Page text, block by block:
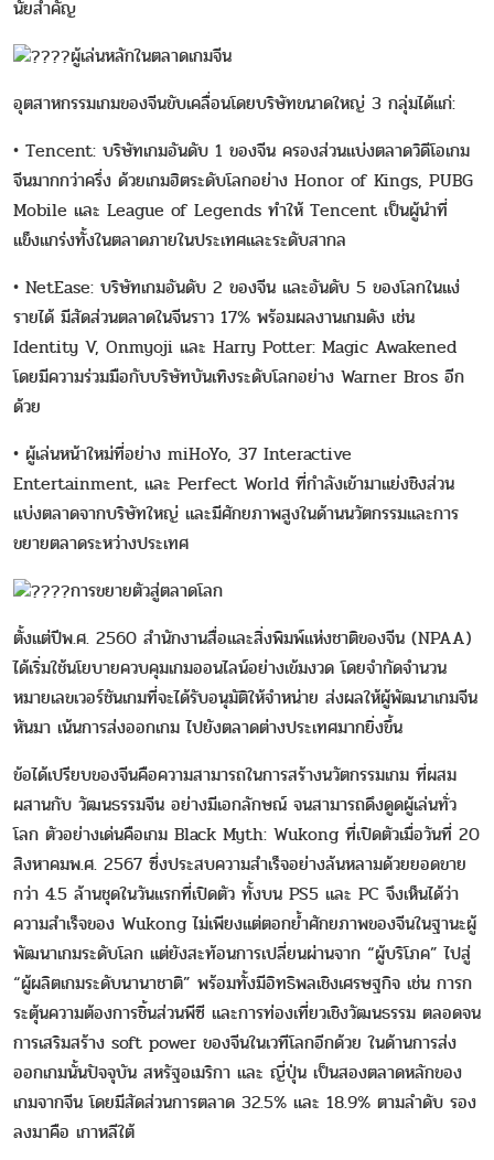
นัยสำคัญ
ผู้เล่นหลักในตลาดเกมจีน
อุตสาหกรรมเกมของจีนขับเคลื่อนโดยบริษัทขนาดใหญ่ 3 กลุ่มได้แก่:
• Tencent: บริษัทเกมอันดับ 1 ของจีน ครองส่วนแบ่งตลาดวิดีโอเกม
จีนมากกว่าครึ่ง ด้วยเกมฮิตระดับโลกอย่าง Honor of Kings, PUBG
Mobile และ League of Legends ทำให้ Tencent เป็นผู้นำที่
แข็งแกร่งทั้งในตลาดภายในประเทศและระดับสากล
• NetEase: บริษัทเกมอันดับ 2 ของจีน และอันดับ 5 ของโลกในแง่
รายได้ มีสัดส่วนตลาดในจีนราว 17% พร้อมผลงานเกมดัง เช่น
Identity V, Onmyoji และ Harry Potter: Magic Awakened
โดยมีความร่วมมือกับบริษัทบันเทิงระดับโลกอย่าง Warner Bros อีก
ด้วย
• ผู้เล่นหน้าใหม่ที่อย่าง miHoYo, 37 Interactive
Entertainment, และ Perfect World ที่กำลังเข้ามาแย่งชิงส่วน
แบ่งตลาดจากบริษัทใหญ่ และมีศักยภาพสูงในด้านนวัตกรรมและการ
ขยายตลาดระหว่างประเทศ
การขยายตัวสู่ตลาดโลก
ตั้งแต่ปีพ.ศ. 2560 สำนักงานสื่อและสิ่งพิมพ์แห่งชาติของจีน (NPAA)
ได้เริ่มใช้นโยบายควบคุมเกมออนไลน์อย่างเข้มงวด โดยจำกัดจำนวน
หมายเลขเวอร์ชันเกมที่จะได้รับอนุมัติให้จำหน่าย ส่งผลให้ผู้พัฒนาเกมจีน
หันมา เน้นการส่งออกเกม ไปยังตลาดต่างประเทศมากยิ่งขึ้น
ข้อได้เปรียบของจีนคือความสามารถในการสร้างนวัตกรรมเกม ที่ผสม
ผสานกับ วัฒนธรรมจีน อย่างมีเอกลักษณ์ จนสามารถดึงดูดผู้เล่นทั่ว
โลก ตัวอย่างเด่นคือเกม Black Myth: Wukong ที่เปิดตัวเมื่อวันที่ 20
สิงหาคมพ.ศ. 2567 ซึ่งประสบความสำเร็จอย่างล้นหลามด้วยยอดขาย
กว่า 4.5 ล้านชุดในวันแรกที่เปิดตัว ทั้งบน PS5 และ PC จึงเห็นได้ว่า
ความสำเร็จของ Wukong ไม่เพียงแต่ตอกย้ำศักยภาพของจีนในฐานะผู้
พัฒนาเกมระดับโลก แต่ยังสะท้อนการเปลี่ยนผ่านจาก “ผู้บริโภค” ไปสู่
“ผู้ผลิตเกมระดับนานาชาติ” พร้อมทั้งมีอิทธิพลเชิงเศรษฐกิจ เช่น การก
ระตุ้นความต้องการชิ้นส่วนพีซี และการท่องเที่ยวเชิงวัฒนธรรม ตลอดจน
การเสริมสร้าง soft power ของจีนในเวทีโลกอีกด้วย ในด้านการส่ง
ออกเกมนั้นปัจจุบัน สหรัฐอเมริกา และ ญี่ปุ่น เป็นสองตลาดหลักของ
เกมจากจีน โดยมีสัดส่วนการตลาด 32.5% และ 18.9% ตามลำดับ รอง
ลงมาคือ เกาหลีใต้